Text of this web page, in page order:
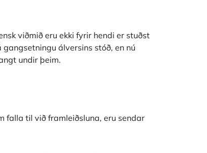
viðmið eru ekki fyrir hendi er stuðst
álversins stóð, en nú
undir þeim.
falla til við framleiðsluna, eru sendar